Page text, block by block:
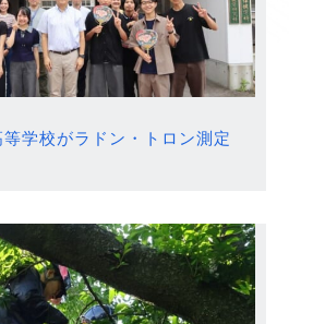
学校がラドン・トロン測定